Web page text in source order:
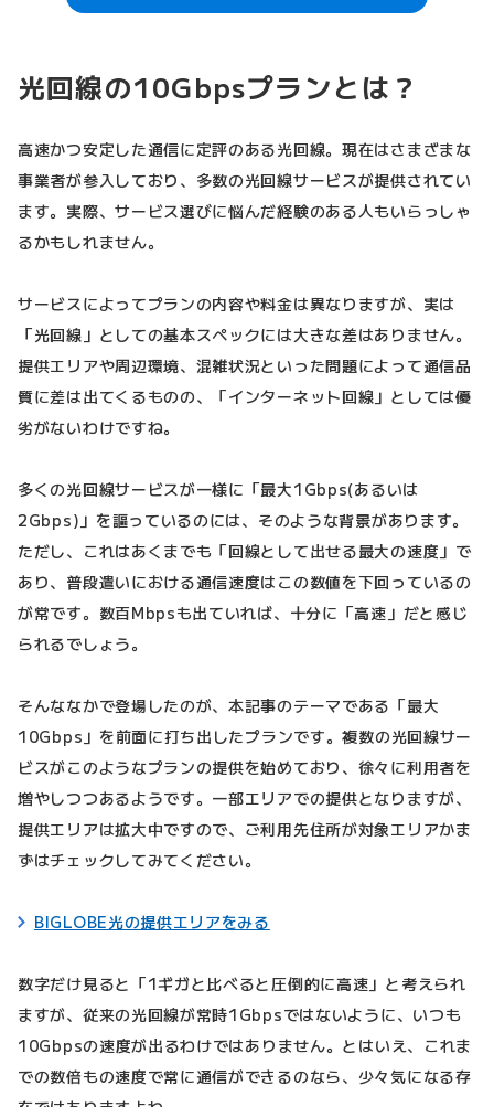
光回線の10Gbpsプランとは？
高速かつ安定した通信に定評のある光回線。現在はさまざまな
事業者が参入しており、多数の光回線サービスが提供されてい
ます。実際、サービス選びに悩んだ経験のある人もいらっしゃ
るかもしれません。
サービスによってプランの内容や料金は異なりますが、実は
「光回線」としての基本スペックには大きな差はありません。
提供エリアや周辺環境、混雑状況といった問題によって通信品
質に差は出てくるものの、「インターネット回線」としては優
劣がないわけですね。
多くの光回線サービスが一様に「最大1Gbps(あるいは
2Gbps)」を謳っているのには、そのような背景があります。
ただし、これはあくまでも「回線として出せる最大の速度」で
あり、普段遣いにおける通信速度はこの数値を下回っているの
が常です。数百Mbpsも出ていれば、十分に「高速」だと感じ
られるでしょう。
そんななかで登場したのが、本記事のテーマである「最大
10Gbps」を前面に打ち出したプランです。複数の光回線サー
ビスがこのようなプランの提供を始めており、徐々に利用者を
増やしつつあるようです。一部エリアでの提供となりますが、
提供エリアは拡大中ですので、ご利用先住所が対象エリアかま
ずはチェックしてみてください。
BIGLOBE光の提供エリアをみる
数字だけ見ると「1ギガと比べると圧倒的に高速」と考えられ
ますが、従来の光回線が常時1Gbpsではないように、いつも
10Gbpsの速度が出るわけではありません。とはいえ、これま
での数倍もの速度で常に通信ができるのなら、少々気になる存